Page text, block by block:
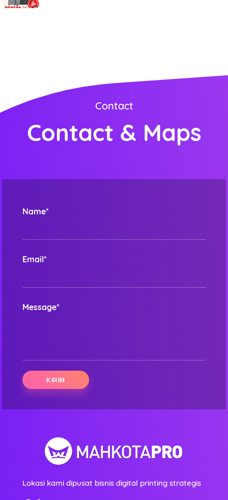
Contact
Contact & Maps
Name*
Email*
Message*
Lokasi kami dipusat bisnis digital printing strategis